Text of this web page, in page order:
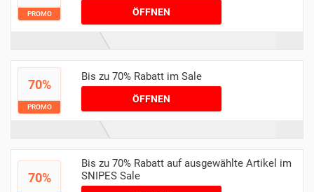
PROMO ÖFFNEN
70%
PROMO
Bis zu 70% Rabatt im Sale
ÖFFNEN
70%
Bis zu 70% Rabatt auf ausgewählte Artikel im
SNIPES Sale